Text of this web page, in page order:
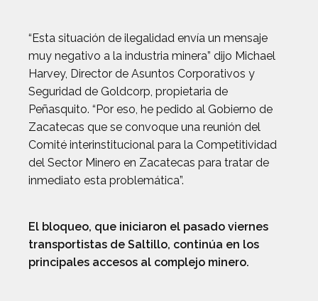
“Esta situación de ilegalidad envía un mensaje
muy negativo a la industria minera” dijo Michael
Harvey, Director de Asuntos Corporativos y
Seguridad de Goldcorp, propietaria de
Peñasquito. “Por eso, he pedido al Gobierno de
Zacatecas que se convoque una reunión del
Comité interinstitucional para la Competitividad
del Sector Minero en Zacatecas para tratar de
inmediato esta problemática”.
El bloqueo, que iniciaron el pasado viernes
transportistas de Saltillo, continúa en los
principales accesos al complejo minero.